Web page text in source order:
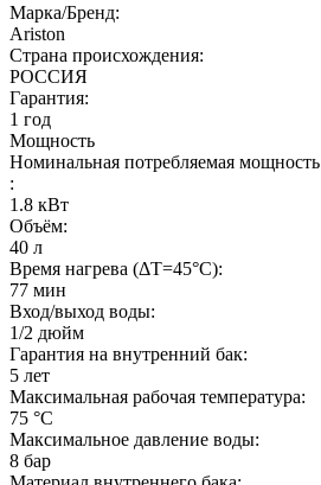
Марка/Бренд:
Ariston
Страна происхождения:
РОССИЯ
Гарантия:
1 год
Мощность
Номинальная потребляемая мощность
:
1.8 кВт
Объём:
40 л
Время нагрева (ΔT=45°С):
77 мин
Вход/выход воды:
1/2 дюйм
Гарантия на внутренний бак:
5 лет
Максимальная рабочая температура:
75 °С
Максимальное давление воды:
8 бар